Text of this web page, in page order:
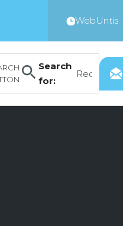
WebUntis
Search
for: